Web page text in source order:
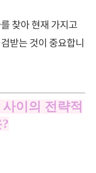
찾아 현재 가지고
받는 것이 중요합니
이의 전략적